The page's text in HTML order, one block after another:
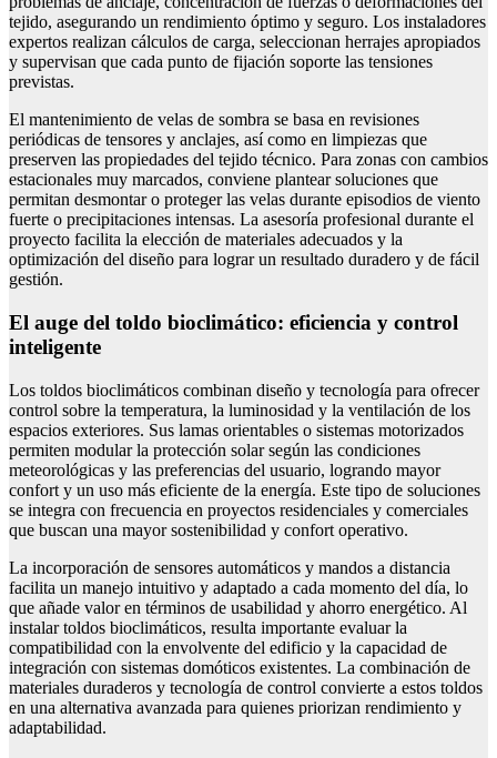
tejido, asegurando un rendimiento óptimo y seguro. Los instaladores
expertos realizan cálculos de carga, seleccionan herrajes apropiados
y supervisan que cada punto de fijación soporte las tensiones
previstas.
El mantenimiento de velas de sombra se basa en revisiones
periódicas de tensores y anclajes, así como en limpiezas que
preserven las propiedades del tejido técnico. Para zonas con cambios
estacionales muy marcados, conviene plantear soluciones que
permitan desmontar o proteger las velas durante episodios de viento
fuerte o precipitaciones intensas. La asesoría profesional durante el
proyecto facilita la elección de materiales adecuados y la
optimización del diseño para lograr un resultado duradero y de fácil
gestión.
El auge del toldo bioclimático: eficiencia y control
inteligente
Los toldos bioclimáticos combinan diseño y tecnología para ofrecer
control sobre la temperatura, la luminosidad y la ventilación de los
espacios exteriores. Sus lamas orientables o sistemas motorizados
permiten modular la protección solar según las condiciones
meteorológicas y las preferencias del usuario, logrando mayor
confort y un uso más eficiente de la energía. Este tipo de soluciones
se integra con frecuencia en proyectos residenciales y comerciales
que buscan una mayor sostenibilidad y confort operativo.
La incorporación de sensores automáticos y mandos a distancia
facilita un manejo intuitivo y adaptado a cada momento del día, lo
que añade valor en términos de usabilidad y ahorro energético. Al
instalar toldos bioclimáticos, resulta importante evaluar la
compatibilidad con la envolvente del edificio y la capacidad de
integración con sistemas domóticos existentes. La combinación de
materiales duraderos y tecnología de control convierte a estos toldos
en una alternativa avanzada para quienes priorizan rendimiento y
adaptabilidad.